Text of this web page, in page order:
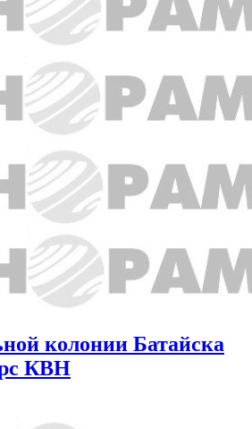
колонии Батайска
КВН